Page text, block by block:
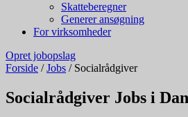
Skatteberegner
Generer ansøgning
For virksomheder
Opret jobopslag
Forside / Jobs / Socialrådgiver
Socialrådgiver Jobs i